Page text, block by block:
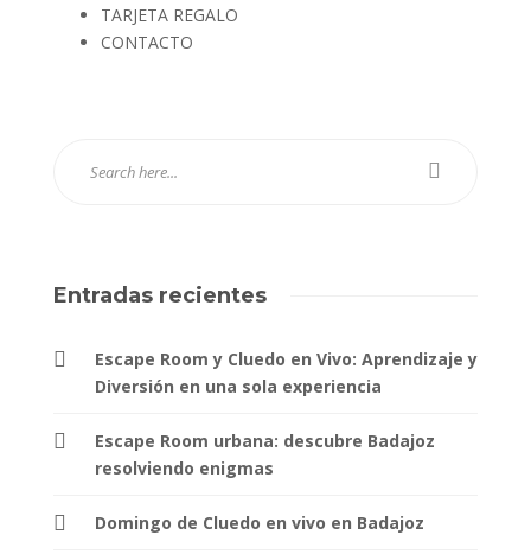
TARJETA REGALO
CONTACTO
Entradas recientes
Escape Room y Cluedo en Vivo: Aprendizaje y
Diversión en una sola experiencia
Escape Room urbana: descubre Badajoz
resolviendo enigmas
Domingo de Cluedo en vivo en Badajoz